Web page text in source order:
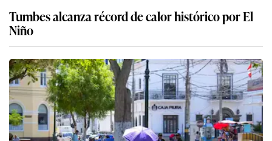
Tumbes alcanza récord de calor histórico por El
Niño